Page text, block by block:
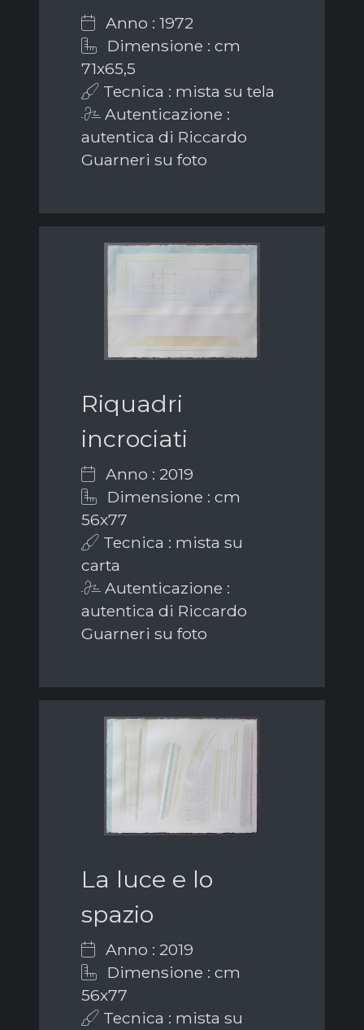
Anno : 1972
Dimensione : cm
71x65,5
Tecnica : mista su tela
Autenticazione :
autentica di Riccardo
Guarneri su foto
Riquadri
incrociati
Anno : 2019
Dimensione : cm
56x77
Tecnica : mista su
carta
Autenticazione :
autentica di Riccardo
Guarneri su foto
La luce e lo
spazio
Anno : 2019
Dimensione : cm
56x77
Tecnica : mista su